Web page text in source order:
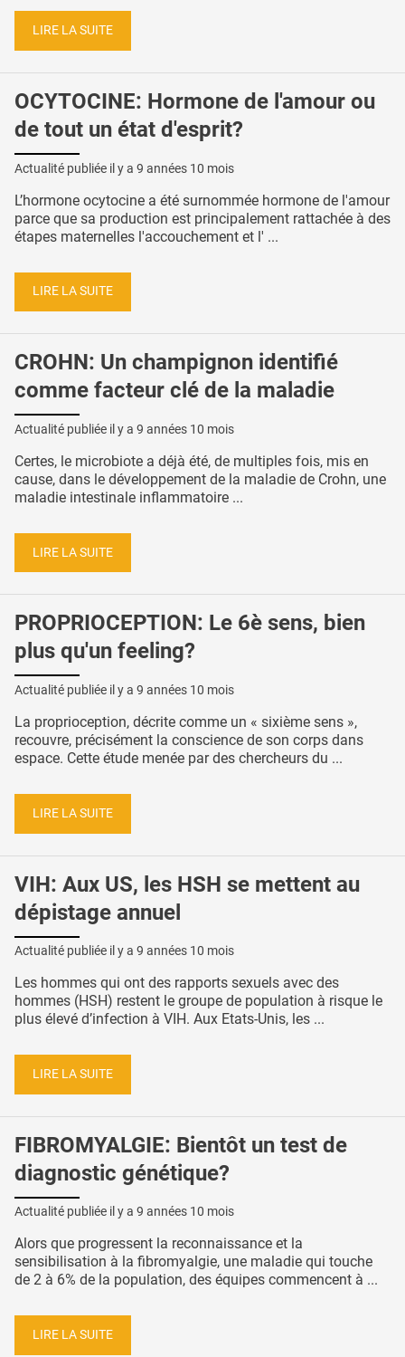
LIRE LA SUITE
OCYTOCINE: Hormone de l'amour ou
de tout un état d'esprit?
Actualité publiée il y a 9 années 10 mois
L’hormone ocytocine a été surnommée hormone de l'amour
parce que sa production est principalement rattachée à des
étapes maternelles l'accouchement et l' ...
LIRE LA SUITE
CROHN: Un champignon identifié
comme facteur clé de la maladie
Actualité publiée il y a 9 années 10 mois
Certes, le microbiote a déjà été, de multiples fois, mis en
cause, dans le développement de la maladie de Crohn, une
maladie intestinale inflammatoire ...
LIRE LA SUITE
PROPRIOCEPTION: Le 6è sens, bien
plus qu'un feeling?
Actualité publiée il y a 9 années 10 mois
La proprioception, décrite comme un « sixième sens »,
recouvre, précisément la conscience de son corps dans
espace. Cette étude menée par des chercheurs du ...
LIRE LA SUITE
VIH: Aux US, les HSH se mettent au
dépistage annuel
Actualité publiée il y a 9 années 10 mois
Les hommes qui ont des rapports sexuels avec des
hommes (HSH) restent le groupe de population à risque le
plus élevé d’infection à VIH. Aux Etats-Unis, les ...
LIRE LA SUITE
FIBROMYALGIE: Bientôt un test de
diagnostic génétique?
Actualité publiée il y a 9 années 10 mois
Alors que progressent la reconnaissance et la
sensibilisation à la fibromyalgie, une maladie qui touche
de 2 à 6% de la population, des équipes commencent à ...
LIRE LA SUITE